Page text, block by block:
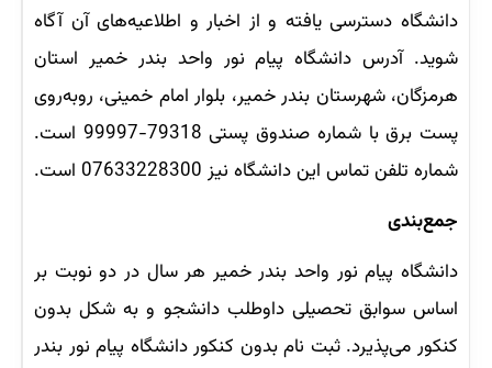
دانشگاه دسترسی یافته و از اخبار و اطلاعیه‌های آن آگاه
شوید. آدرس دانشگاه پیام نور واحد بندر خمیر استان
هرمزگان، شهرستان بندر خمیر، بلوار امام خمینی، روبه‌روی
پست برق با شماره صندوق پستی 79318-99997 است.
شماره تلفن تماس این دانشگاه نیز 07633228300 است.
جمع‌بندی
دانشگاه پیام نور واحد بندر خمیر هر سال در دو نوبت بر
اساس سوابق تحصیلی داوطلب دانشجو و به شکل بدون
کنکور می‌پذیرد. ثبت نام بدون کنکور دانشگاه پیام نور بندر